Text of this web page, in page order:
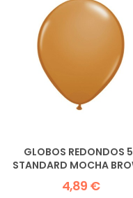
GLOBOS REDONDOS
STANDARD MOCHA
QUALATEX
4,89 €